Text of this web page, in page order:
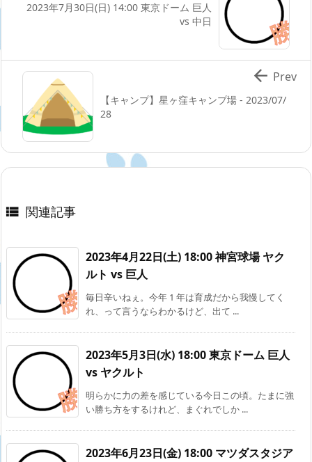
2023年7月30日(日) 14:00 東京ドーム 巨人
vs 中日
【キャンプ】星ヶ窪キャンプ場 - 2023/07/
28
 Prev
 関連記事
2023年4月22日(土) 18:00 神宮球場 ヤク
ルト vs 巨人
毎日辛いねぇ。今年 1 年は育成だから我慢してく
れ、って言うならわかるけど、出て ...
2023年5月3日(水) 18:00 東京ドーム 巨人
vs ヤクルト
明らかに力の差を感じている今日この頃。たまに強
い勝ち方をするけれど、まぐれでしか ...
2023年6月23日(金) 18:00 マツダスタジア